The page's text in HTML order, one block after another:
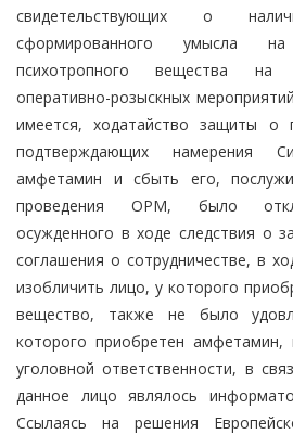
свидетельствующих о
сформированного умысла
психотропного вещества на
оперативно-розыскных
имеется, ходатайство защиты о
подтверждающих намерения
амфетамин и сбыть его,
проведения ОРМ, было
осужденного в ходе следствия о
соглашения о сотрудничестве, в
изобличить лицо, у которого
вещество, также не было
которого приобретен
уголовной ответственности, в
данное лицо являлось
Ссылаясь на решения